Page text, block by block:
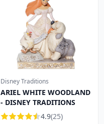
Disney Traditions
ARIEL WHITE WOODLAND
- DISNEY TRADITIONS
4.9(25)